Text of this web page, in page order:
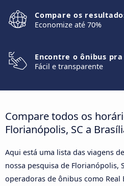
Compare os
Economize até 70%
Encontre o ônibus pra
Fácil e transparente
Compare todos os
Florianópolis, SC a
Aqui está uma lista das viagens
nossa pesquisa de Florianópolis,
operadoras de ônibus como Real